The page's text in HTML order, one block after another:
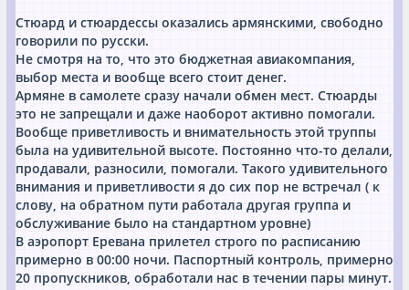
Стюард и стюардессы оказались армянскими, свободно
говорили по русски.
Не смотря на то, что это бюджетная авиакомпания,
выбор места и вообще всего стоит денег.
Армяне в самолете сразу начали обмен мест. Стюарды
это не запрещали и даже наоборот активно помогали.
Вообще приветливость и внимательность этой труппы
была на удивительной высоте. Постоянно что-то делали,
продавали, разносили, помогали. Такого удивительного
внимания и приветливости я до сих пор не встречал ( к
слову, на обратном пути работала другая группа и
обслуживание было на стандартном уровне)
В аэропорт Еревана прилетел строго по расписанию
примерно в 00:00 ночи. Паспортный контроль, примерно
20 пропускников, обработали нас в течении пары минут.